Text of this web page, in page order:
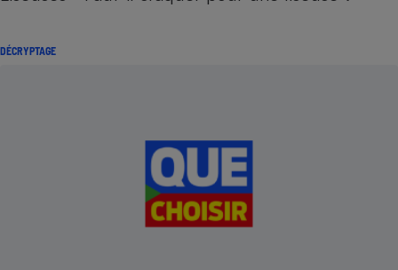
DÉCRYPTAGE